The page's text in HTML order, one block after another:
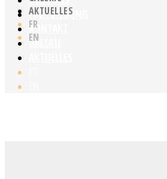
AKTUELLES
FR
EN
FORTBILDUNG
KONTAKT
GALERIE